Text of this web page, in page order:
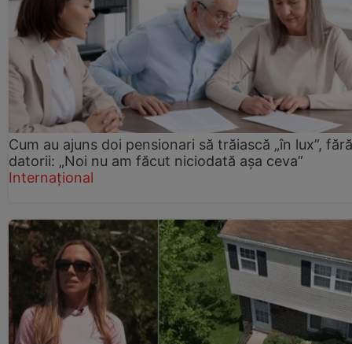
Cum au ajuns doi pensionari să trăiască „în lux”, fără
datorii: „Noi nu am făcut niciodată așa ceva”
Internațional